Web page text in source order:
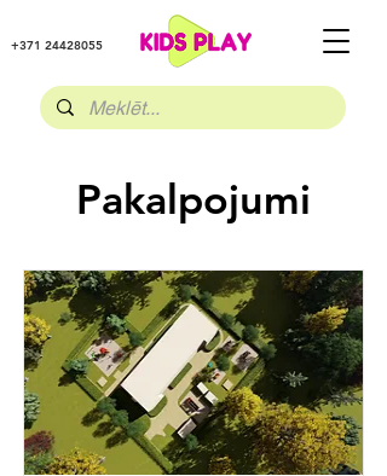
+371 24428055
Pakalpojumi